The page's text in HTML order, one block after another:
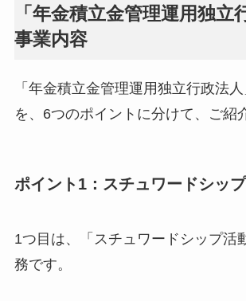
「年金積立金管理運用独立
事業内容
「年金積立金管理運用独立行政法
を、6つのポイントに分けて、ご紹
ポイント1：スチュワードシッ
1つ目は、「スチュワードシップ活
務です。